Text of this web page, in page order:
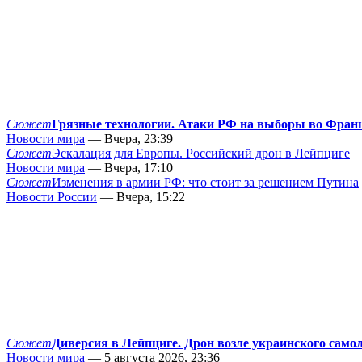
СюжетГрязные технологии. Атаки РФ на выборы во
Новости мира — Вчера, 23:39
СюжетЭскалация для Европы. Российский дрон в Лейпциге
Новости мира — Вчера, 17:10
СюжетИзменения в армии РФ: что стоит за решением Путина
Новости России — Вчера, 15:22
СюжетДиверсия в Лейпциге. Дрон возле украинского
Новости мира — 5 августа 2026, 23:36